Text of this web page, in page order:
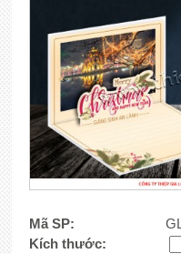
Mã SP:
Kích thước: